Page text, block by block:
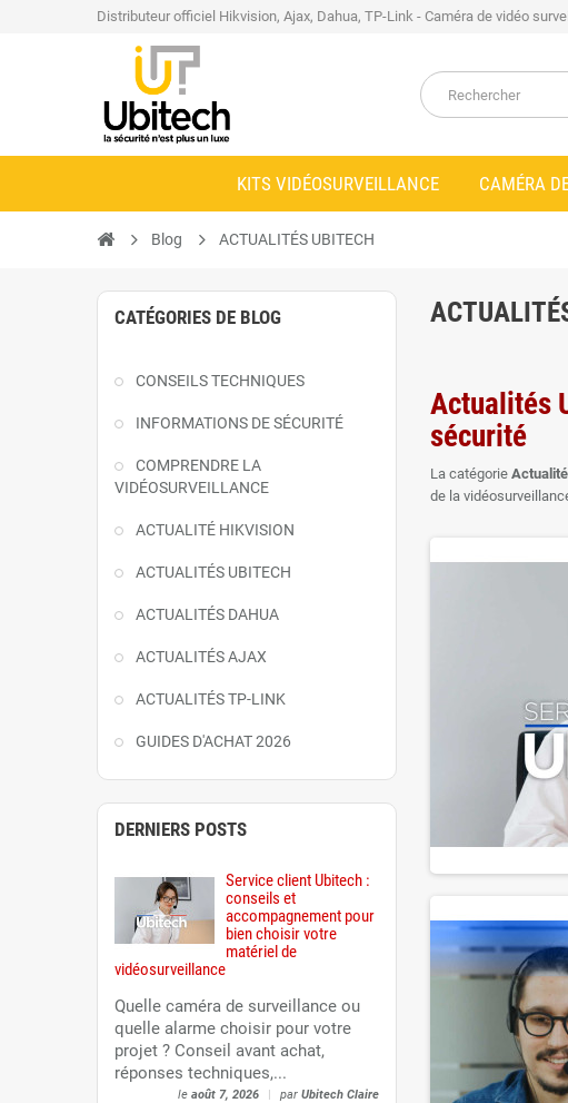
Distributeur officiel Hikvision, Ajax, Dahua, TP-Link - Caméra de vidéo
KITS VIDÉOSURVEILLANCE CAMÉRA
Blog ACTUALITÉS UBITECH
CATÉGORIES DE BLOG
CONSEILS TECHNIQUES
INFORMATIONS DE SÉCURITÉ
COMPRENDRE LA
VIDÉOSURVEILLANCE
ACTUALITÉ HIKVISION
ACTUALITÉS UBITECH
ACTUALITÉS DAHUA
ACTUALITÉS AJAX
ACTUALITÉS TP-LINK
GUIDES D'ACHAT 2026
DERNIERS POSTS
Service client Ubitech :
conseils et
accompagnement pour
bien choisir votre
matériel de
vidéosurveillance
Quelle caméra de surveillance ou
quelle alarme choisir pour votre
projet ? Conseil avant achat,
réponses techniques,...
le août 7, 2026 | par Ubitech Claire
Actualités
sécurité
La catégorie
de la
opérations
Ubitech
kits de
Cette catégorie
liées à l’utilisation
Spécialiste des
produits disponibles
De nouveaux